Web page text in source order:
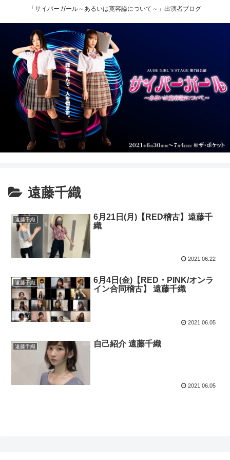
「サイバーガール～あるいは寛容論について～」出演者ブログ
遠藤千織
遠藤千織
6月21日(月)【RED稽古】遠藤千
織
2021.06.22
遠藤千織
6月4日(金)【RED・PINK/オンラ
イン合同稽古】 遠藤千織
2021.06.05
遠藤千織 自己紹介 遠藤千織
2021.06.05